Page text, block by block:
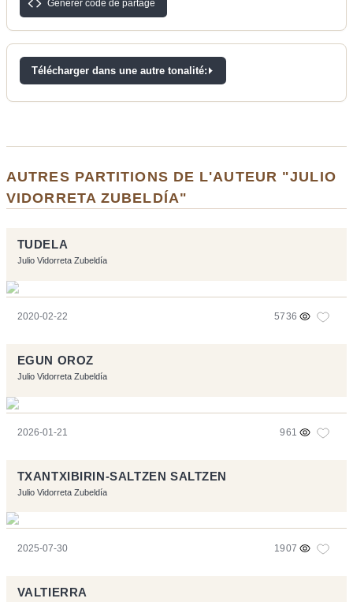
Générer code de partage
Télécharger dans une autre tonalité:
AUTRES PARTITIONS DE L'AUTEUR "JULIO
VIDORRETA ZUBELDÍA"
TUDELA
Julio Vidorreta Zubeldía
2020-02-22 5736
EGUN OROZ
Julio Vidorreta Zubeldía
2026-01-21 961
TXANTXIBIRIN-SALTZEN SALTZEN
Julio Vidorreta Zubeldía
2025-07-30 1907
VALTIERRA